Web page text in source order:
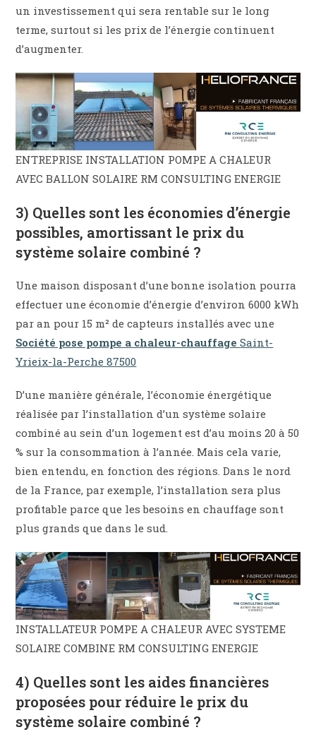
un investissement qui sera rentable sur le long
terme, surtout si les prix de l’énergie continuent
d’augmenter.
ENTREPRISE INSTALLATION POMPE A CHALEUR
AVEC BALLON SOLAIRE RM CONSULTING ENERGIE
3) Quelles sont les économies d’énergie
possibles, amortissant le prix du
système solaire combiné ?
Une maison disposant d’une bonne isolation pourra
effectuer une économie d’énergie d’environ 6000 kWh
par an pour 15 m² de capteurs installés avec une
Société pose pompe a chaleur-chauffageSaint-
Yrieix-la-Perche 87500
D’une manière générale, l’économie énergétique
réalisée par l’installation d’un système solaire
combiné au sein d’un logement est d’au moins 20 à 50
% sur la consommation à l’année. Mais cela varie,
bien entendu, en fonction des régions. Dans le nord
de la France, par exemple, l’installation sera plus
profitable parce que les besoins en chauffage sont
plus grands que dans le sud.
INSTALLATEUR POMPE A CHALEUR AVEC SYSTEME
SOLAIRE COMBINE RM CONSULTING ENERGIE
4) Quelles sont les aides financières
proposées pour réduire le prix du
système solaire combiné ?